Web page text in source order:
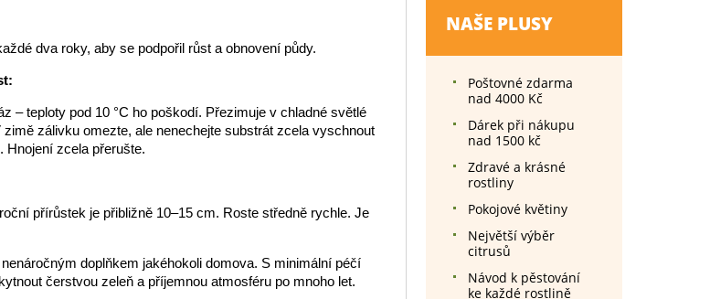
dva roky, aby se podpořil růst a obnovení půdy.
– teploty pod 10 °C ho poškodí. Přezimuje v chladné světlé
zimě zálivku omezte, ale nenechejte substrát zcela vyschnout
Hnojení zcela přerušte.
přírůstek je přibližně 10–15 cm. Roste středně rychle. Je
doplňkem jakéhokoli domova. S minimální péčí
čerstvou zeleň a příjemnou atmosféru po mnoho let.
NAŠE PLUSY
Poštovné zdarma
nad 4000 Kč
Dárek při nákupu
nad 1500 kč
Zdravé a krásné
rostliny
Pokojové květiny
Největší výběr
citrusů
Návod k pěstování
ke každé rostlině